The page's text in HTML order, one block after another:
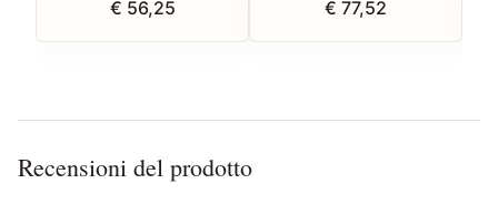
€ 56,25 € 77,52
Recensioni del prodotto